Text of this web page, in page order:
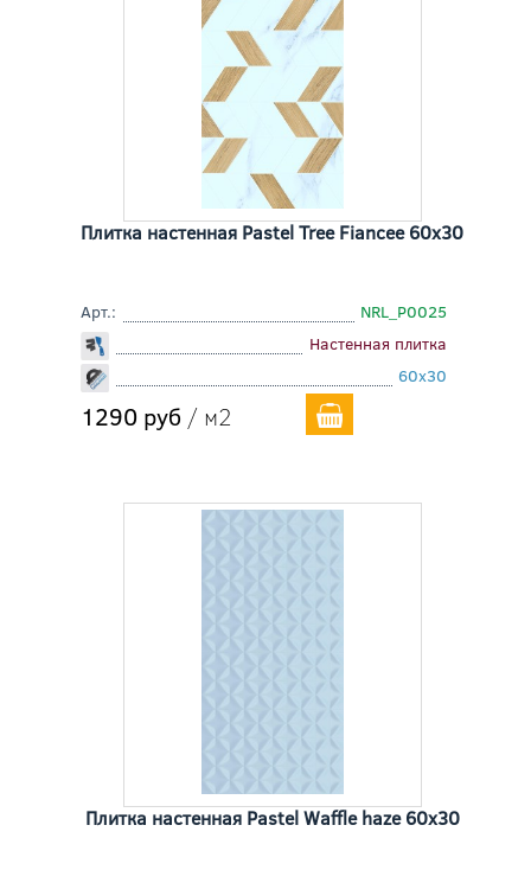
Плитка настенная Pastel Tree Fiancee 60x30
Арт.:
NRL_P0025
Настенная плитка
60x30
1290 руб / м2
Плитка настенная Pastel Waffle haze 60x30